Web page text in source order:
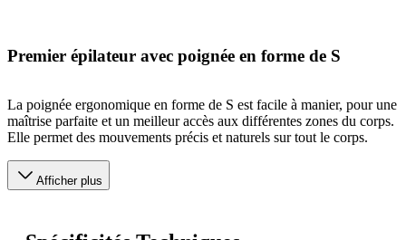
Premier épilateur avec poignée en forme de S
La poignée ergonomique en forme de S est facile à manier, pour une
maîtrise parfaite et un meilleur accès aux différentes zones du corps.
Elle permet des mouvements précis et naturels sur tout le corps.
Afficher plus